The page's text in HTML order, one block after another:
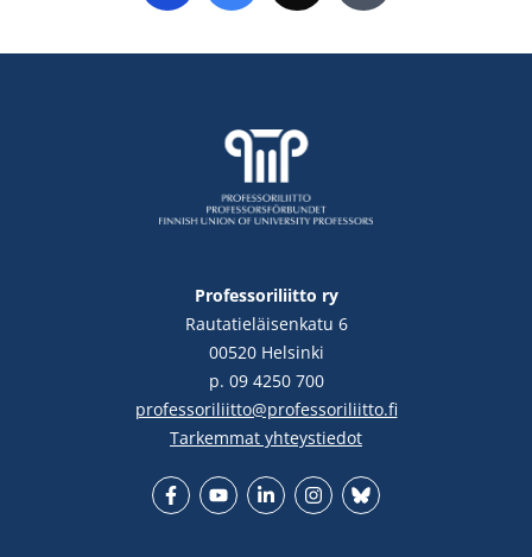
Professoriliitto ry
Rautatieläisenkatu 6
00520 Helsinki
p. 09 4250 700
professoriliitto@professoriliitto.fi
Tarkemmat yhteystiedot